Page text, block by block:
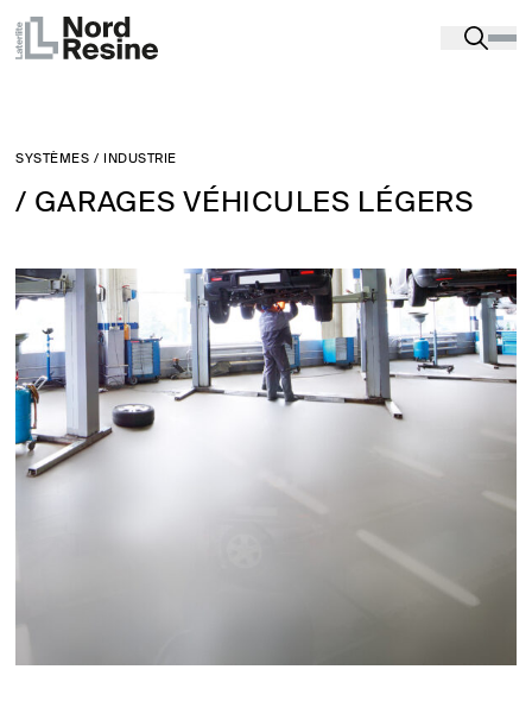
SYSTÈMES / INDUSTRIE
/ GARAGES VÉHICULES LÉGERS